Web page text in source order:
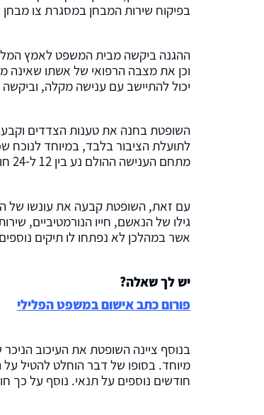
בפיקוח שירות המבחן במסגרת צו
ההגנה ביקשה מבית המשפט לאמץ
וכן את מצבה הרפואי של אשתו שאינה
יכול להתיישב עם ענישה מקלה, וביקשה מבית
השופטת בחנה את טענות הצדדים
לתועלת הציבור בלבד, במיוחד לנוכח
מתחם הענישה ההולם נע בין 12 ל-24 חודשי מאסר בפועל.
עם זאת, השופטת קבעה את עונשו של
גילו של הנאשם, חייו הנורמטיביים,
אשר במהלכן לא נפתחו לו תיקים
יש לך שאלה?
פורום כתב אישום במשפט הפלילי
בנוסף ציינה השופטת את העיכוב
חודשים נוספים על תנאי. נוסף על כך חויב